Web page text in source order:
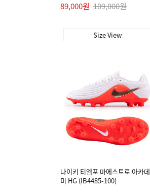
89,000원 109,000원
Size View
나이키 티엠포 마에스트로 아카데
미 HG (IB4485-100)